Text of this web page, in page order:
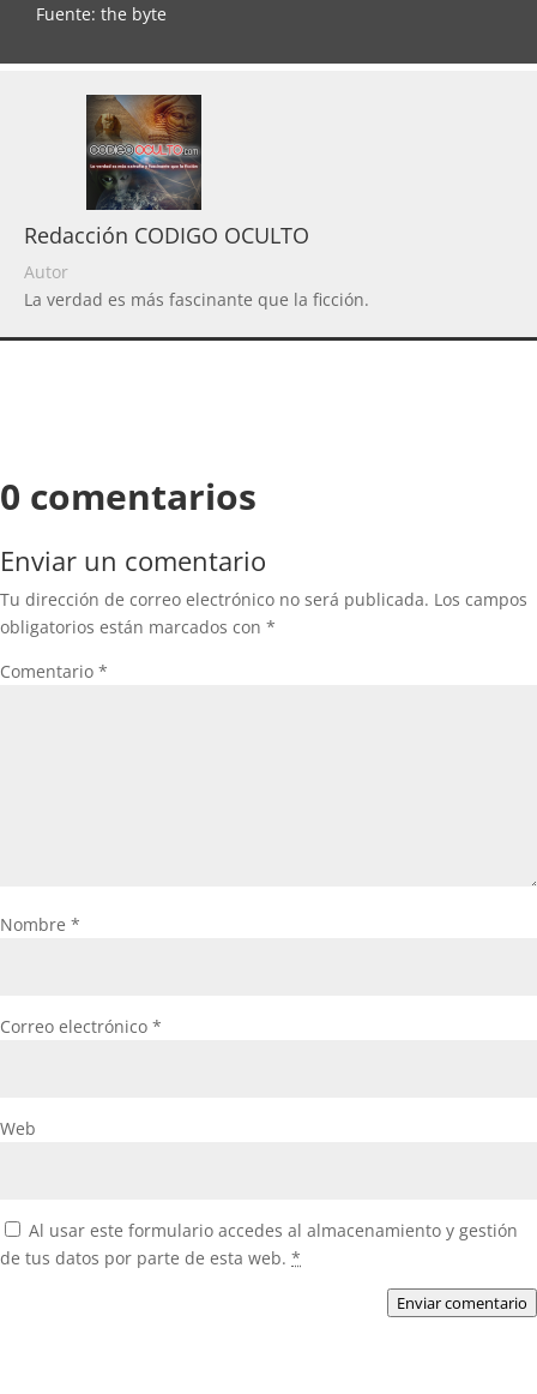
Fuente: the byte
Redacción CODIGO OCULTO
Autor
La verdad es más fascinante que la ficción.
0 comentarios
Enviar un comentario
Tu dirección de correo electrónico no será publicada. Los campos
obligatorios están marcados con *
Comentario *
Nombre *
Correo electrónico *
Web
Al usar este formulario accedes al almacenamiento y gestión
de tus datos por parte de esta web. *
Enviar comentario